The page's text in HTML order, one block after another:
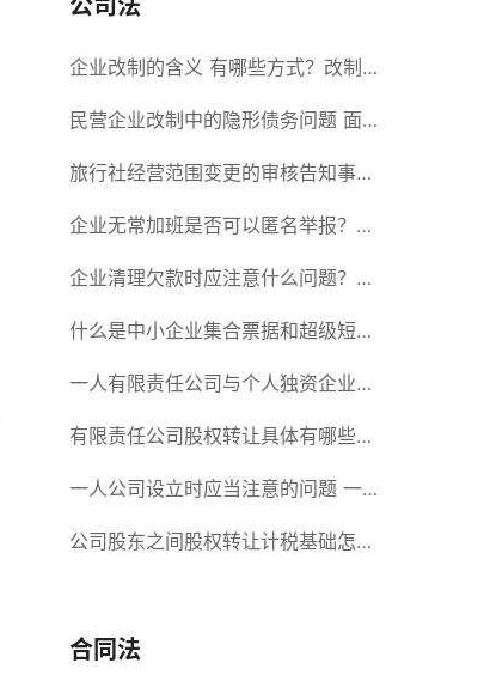
公司法
企业改制的含义 有哪些方式？改制
后国企员工属于什么性质？
民营企业改制中的隐形债务问题 面
对隐形债务问题应该如何解决？
旅行社经营范围变更的审核告知事项
旅游业的发展现状和趋势
企业无常加班是否可以匿名举报？强
制加班公司没有加班费怎么办？
企业清理欠款时应注意什么问题？企
业短期借款需要注意哪些事项？
什么是中小企业集合票据和超级短期
融资券？一起来了解一下吧！
一人有限责任公司与个人独资企业的
区别 这些知识你都知道吗？
有限责任公司股权转让具体有哪些形
式？来了解下这五种形式
一人公司设立时应当注意的问题 一
人公司的特征
公司股东之间股权转让计税基础怎么
合什么要件？
合同法